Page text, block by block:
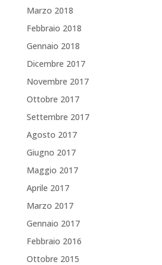
Marzo 2018
Febbraio 2018
Gennaio 2018
Dicembre 2017
Novembre 2017
Ottobre 2017
Settembre 2017
Agosto 2017
Giugno 2017
Maggio 2017
Aprile 2017
Marzo 2017
Gennaio 2017
Febbraio 2016
Ottobre 2015